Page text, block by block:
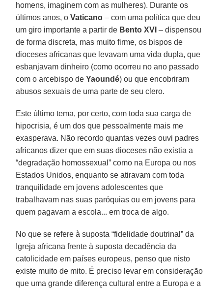
homens, imaginem com as mulheres). Durante os
últimos anos, oVaticano – com uma política que deu
um giro importante a partir de Bento XVI – dispensou
de forma discreta, mas muito firme, os bispos de
dioceses africanas que levavam uma vida dupla, que
esbanjavam dinheiro (como ocorreu no ano passado
com o arcebispo deYaoundé) ou que encobriram
abusos sexuais de uma parte de seu clero.
Este último tema, por certo, com toda sua carga de
hipocrisia, é um dos que pessoalmente mais me
exasperava. Não recordo quantas vezes ouvi padres
africanos dizer que em suas dioceses não existia a
“degradação homossexual” como na Europa ou nos
Estados Unidos, enquanto se atiravam com toda
tranquilidade em jovens adolescentes que
trabalhavam nas suas paróquias ou em jovens para
quem pagavam a escola... em troca de algo.
No que se refere à suposta “fidelidade doutrinal” da
Igreja africana frente à suposta decadência da
catolicidade em países europeus, penso que nisto
existe muito de mito. É preciso levar em consideração
que uma grande diferença cultural entre a Europa e a